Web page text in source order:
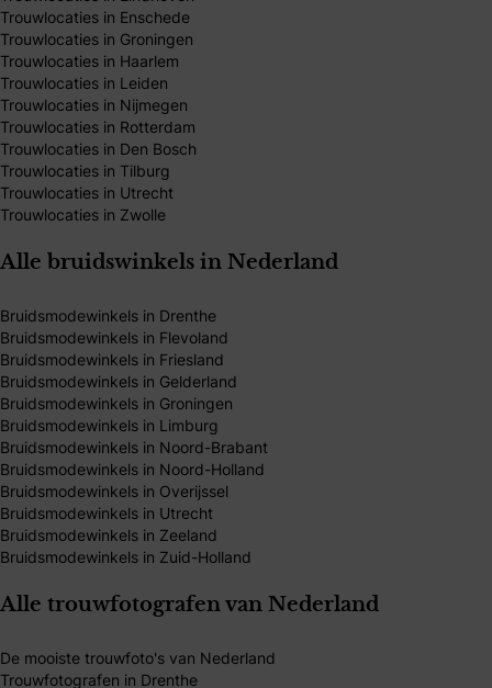
Trouwlocaties in Enschede
Trouwlocaties in Groningen
Trouwlocaties in Haarlem
Trouwlocaties in Leiden
Trouwlocaties in Nijmegen
Trouwlocaties in Rotterdam
Trouwlocaties in Den Bosch
Trouwlocaties in Tilburg
Trouwlocaties in Utrecht
Trouwlocaties in Zwolle
Alle bruidswinkels in Nederland
Bruidsmodewinkels in Drenthe
Bruidsmodewinkels in Flevoland
Bruidsmodewinkels in Friesland
Bruidsmodewinkels in Gelderland
Bruidsmodewinkels in Groningen
Bruidsmodewinkels in Limburg
Bruidsmodewinkels in Noord-Brabant
Bruidsmodewinkels in Noord-Holland
Bruidsmodewinkels in Overijssel
Bruidsmodewinkels in Utrecht
Bruidsmodewinkels in Zeeland
Bruidsmodewinkels in Zuid-Holland
Alle trouwfotografen van Nederland
De mooiste trouwfoto's van Nederland
Trouwfotografen in Drenthe